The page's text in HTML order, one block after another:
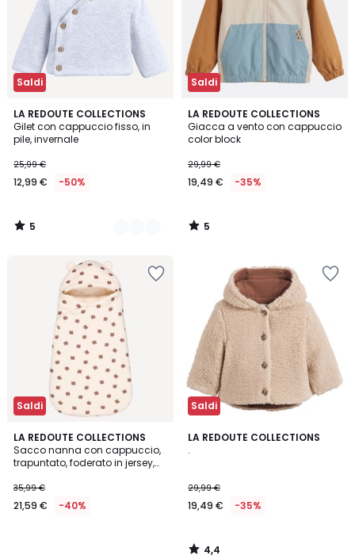
Saldi
LA REDOUTE COLLECTIONS
Gilet con cappuccio fisso, in
pile, invernale
25,99 €
12,99 € -50%
5
/
5
2
Colori
5
/
Saldi
LA REDOUTE COLLECTIONS
Giacca a vento con cappuccio
color block
29,99 €
19,49 € -35%
5
/
5
5
/
Saldi
LA REDOUTE COLLECTIONS
Sacco nanna con cappuccio,
trapuntato, foderato in jersey,
auto
35,99 €
21,59 € -40%
Saldi
LA REDOUTE COLLECTIONS
.
29,99 €
19,49 € -35%
4,4
4,4
/